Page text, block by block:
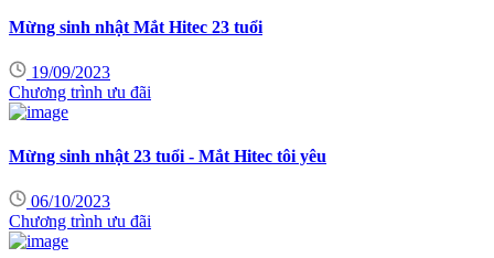
Mừng sinh nhật Mắt Hitec 23 tuổi
19/09/2023
Chương trình ưu đãi
Mừng sinh nhật 23 tuổi - Mắt Hitec tôi yêu
06/10/2023
Chương trình ưu đãi